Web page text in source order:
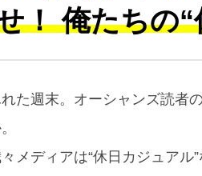
！ 俺たちの“
た週末。オーシャンズ読者
メディアは“休日カジュア